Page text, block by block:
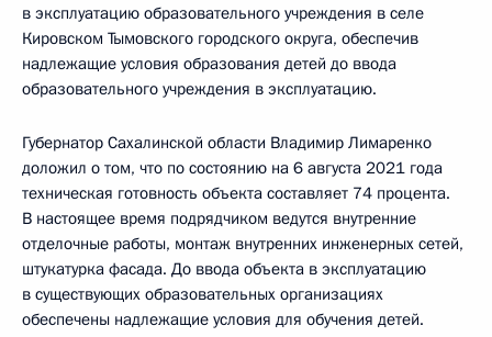
в эксплуатацию образовательного учреждения в селе
Кировском Тымовского городского округа, обеспечив
надлежащие условия образования детей до ввода
образовательного учреждения в эксплуатацию.
Губернатор Сахалинской области Владимир Лимаренко
доложил о том, что по состоянию на 6 августа 2021 года
техническая готовность объекта составляет 74 процента.
В настоящее время подрядчиком ведутся внутренние
отделочные работы, монтаж внутренних инженерных сетей,
штукатурка фасада. До ввода объекта в эксплуатацию
в существующих образовательных организациях
обеспечены надлежащие условия для обучения детей.